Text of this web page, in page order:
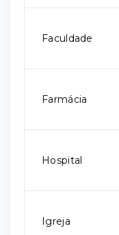
Faculdade
Farmácia
Hospital
Igreja